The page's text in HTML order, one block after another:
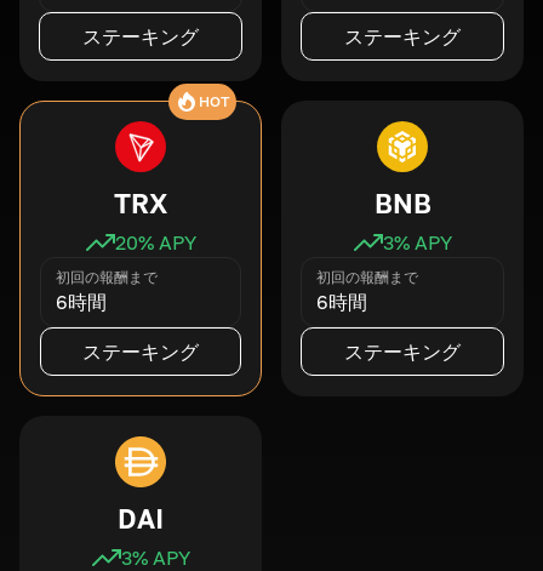
ステーキング ステーキング
HOT
TRX
20% APY
初回の報酬まで
6時間
ステーキング
BNB
3% APY
初回の報酬まで
6時間
ステーキング
DAI
3% APY